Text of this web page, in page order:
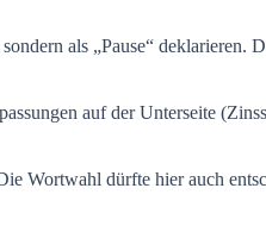
als „Pause“ deklarieren.
auf der Unterseite
dürfte hier auch